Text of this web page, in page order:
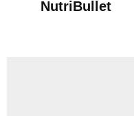
NutriBullet